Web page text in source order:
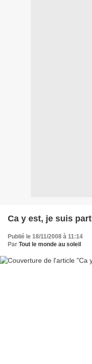
Ca y est, je suis
Publié le 18/11/2008 à 11:14
Par Tout le monde au soleil